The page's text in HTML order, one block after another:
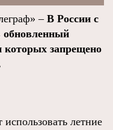
– В России с
обновленный
которых запрещено
летние